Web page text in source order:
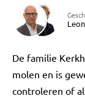
De familie
molen en is
controleren of